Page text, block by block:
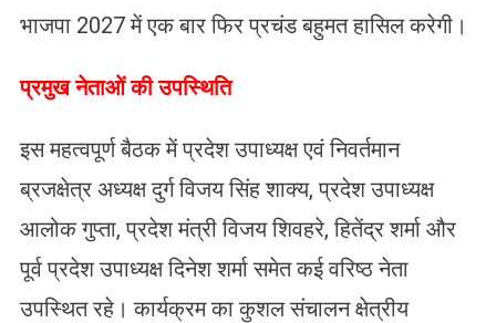
भाजपा 2027 में एक बार फिर प्रचंड बहुमत हासिल करेगी।
प्रमुख नेताओं की उपस्थिति
इस महत्वपूर्ण बैठक में प्रदेश उपाध्यक्ष एवं निवर्तमान
ब्रजक्षेत्र अध्यक्ष दुर्ग विजय सिंह शाक्य, प्रदेश उपाध्यक्ष
आलोक गुप्ता, प्रदेश मंत्री विजय शिवहरे, हितेंद्र शर्मा और
पूर्व प्रदेश उपाध्यक्ष दिनेश शर्मा समेत कई वरिष्ठ नेता
उपस्थित रहे। कार्यक्रम का कुशल संचालन क्षेत्रीय